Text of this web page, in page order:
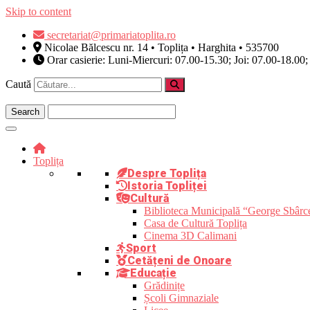
Skip to content
secretariat@primariatoplita.ro
Nicolae Bălcescu nr. 14 • Toplița • Harghita • 535700
Orar casierie: Luni-Miercuri: 07.00-15.30; Joi: 07.00-
Caută
Toplița
Despre Toplița
Istoria Topliței
Cultură
Biblioteca Municipală “George
Casa de Cultură Toplița
Cinema 3D Calimani
Sport
Cetățeni de Onoare
Educație
Grădinițe
Școli Gimnaziale